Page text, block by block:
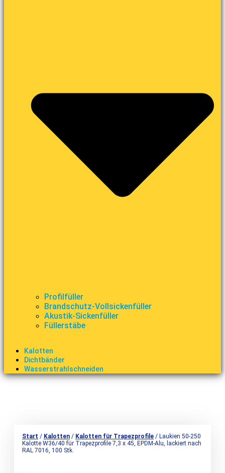
Profilfüller
Brandschutz-Vollsickenfüller
Akustik-Sickenfüller
Füllerstäbe
Kalotten
Dichtbänder
Wasserstrahlschneiden
Start / Kalotten / Kalotten für Trapezprofile / Laukien 50-250
Kalotte W36/40 für Trapezprofile 7,3 x 45, EPDM-Alu, lackiert nach
RAL 7016, 100 Stk.